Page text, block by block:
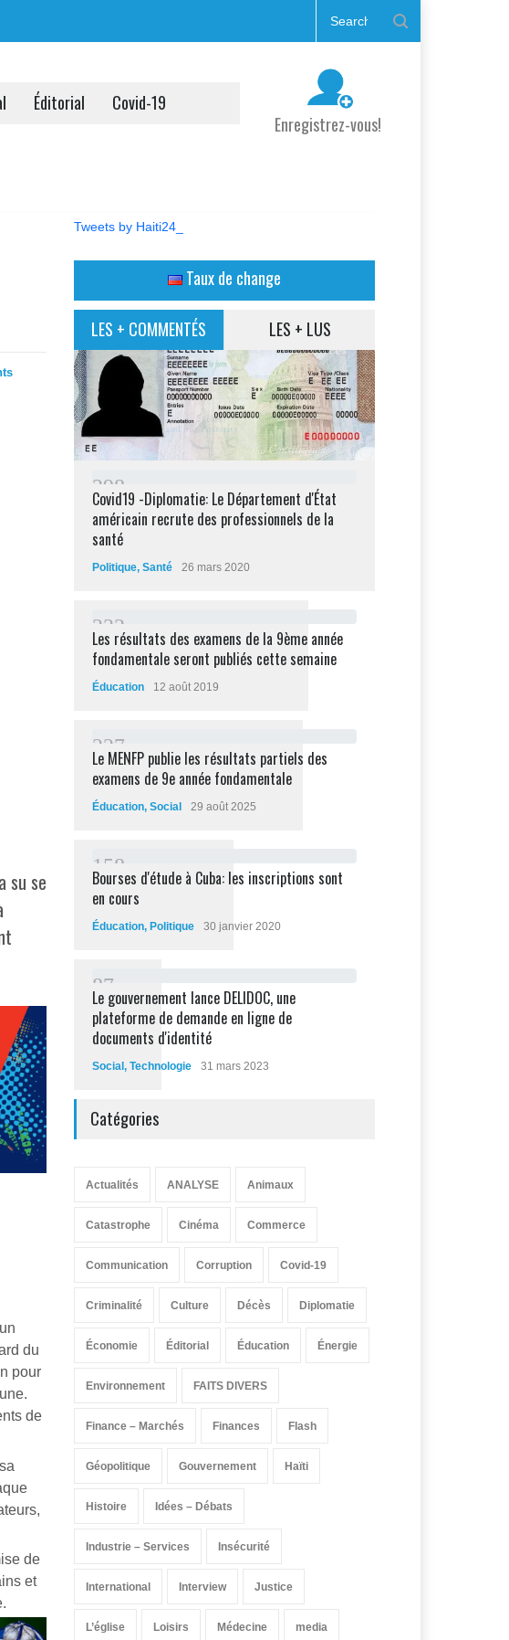
Éditorial
Covid-19
Enregistrez-vous!
su se
du
pour
de
de
et
Tweets by Haiti24_
Taux de change
LES + COMMENTÉS LES + LUS
298
Covid19 -Diplomatie: Le Département d'État
américain recrute des professionnels de la
santé
Politique, Santé 26 mars 2020
232
Les résultats des examens de la 9ème année
fondamentale seront publiés cette semaine
Éducation 12 août 2019
227
Le MENFP publie les résultats partiels des
examens de 9e année fondamentale
Éducation, Social 29 août 2025
1 58
Bourses d'étude à Cuba: les inscriptions sont
en cours
Éducation, Politique 30 janvier 2020
87
Le gouvernement lance DELIDOC, une
plateforme de demande en ligne de
documents d'identité
Social , Technologie 31 mars 2023
Catégories
Actualités ANALYSE Animaux
Catastrophe Cinéma Commerce
Communication Corruption Covid-19
Criminalité Culture Décès Diplomatie
Économie Éditorial Éducation Énergie
Environnement FAITS DIVERS
Finance – Marchés Finances Flash
Géopolitique Gouvernement Haïti
Histoire Idées – Débats
Industrie – Services Insécurité
International Interview Justice
L’église Loisirs Médecine media